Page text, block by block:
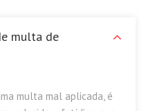
multa de
multa mal aplicada, é